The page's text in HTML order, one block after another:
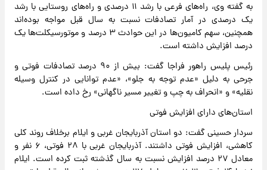
به گفته وی، راه‌های فرعی با رشد ۱۱ درصدی و راه‌های روستایی با رشد
یک درصدی در آمار تصادفات نسبت به سال قبل مواجه بوده‌اند
همچنین، سهم کامیون‌ها در این حوادث ۳ درصد و موتورسیکلت‌ها یک
درصد افزایش داشته است.
رئیس پلیس راهور فراجا گفت: بیش از ۹۰ درصد تصادفات فوتی و
جرحی به دلیل «عدم توجه به جلو»، «عدم توانایی در کنترل وسیله
نقلیه» و «انحراف به چپ و تغییر مسیر ناگهانی» رخ داده است.
استان‌های دارای افزایش فوتی
سردار حسینی گفت: دو استان آذربایجان غربی و ایلام برخلاف روند کلی
کاهشی، افزایش فوتی داشتند. آذربایجان غربی با ۲۸ فوتی، ۶ نفر و
معادل ۲۷ درصد افزایش نسبت به سال گذشته ثبت کرده است. ایلام